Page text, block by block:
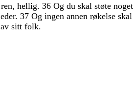
ren, hellig. 36 Og du skal støte noget
eder. 37 Og ingen annen røkelse skal
av sitt folk.